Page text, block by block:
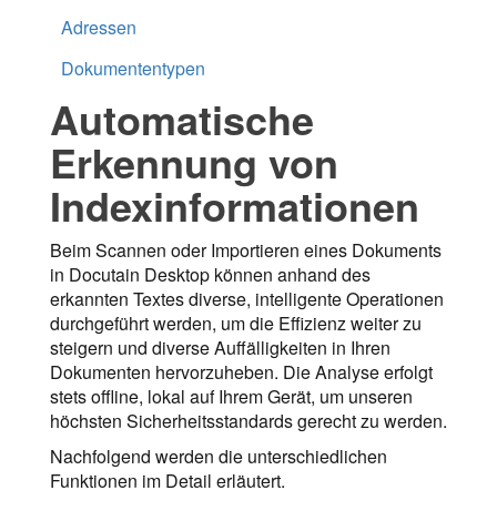
Adressen
Dokumententypen
Automatische
Erkennung von
Indexinformationen
Beim Scannen oder Importieren eines Dokuments
in Docutain Desktop können anhand des
erkannten Textes diverse, intelligente Operationen
durchgeführt werden, um die Effizienz weiter zu
steigern und diverse Auffälligkeiten in Ihren
Dokumenten hervorzuheben. Die Analyse erfolgt
stets offline, lokal auf Ihrem Gerät, um unseren
höchsten Sicherheitsstandards gerecht zu werden.
Nachfolgend werden die unterschiedlichen
Funktionen im Detail erläutert.